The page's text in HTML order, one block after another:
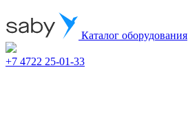
Каталог оборудования
+7 4722 25-01-33